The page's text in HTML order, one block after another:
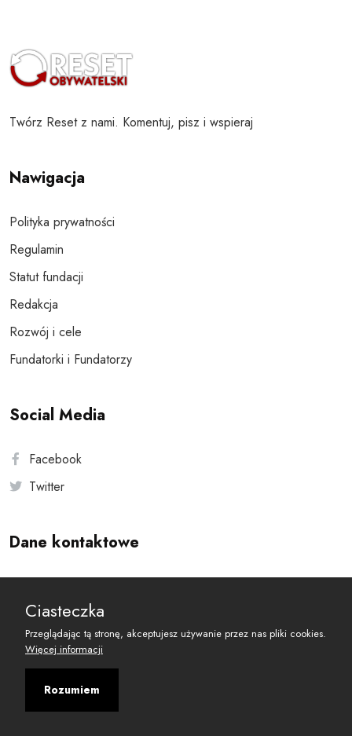
Twórz Reset z nami. Komentuj, pisz i wspieraj
Nawigacja
Polityka prywatności
Regulamin
Statut fundacji
Redakcja
Rozwój i cele
Fundatorki i Fundatorzy
Social Media
Facebook
Twitter
Dane kontaktowe
reset@resetobywatelski.pl
Ciasteczka
Przeglądając tą stronę, akceptujesz używanie przez nas pliki cookies.
Więcej informacji
Rozumiem